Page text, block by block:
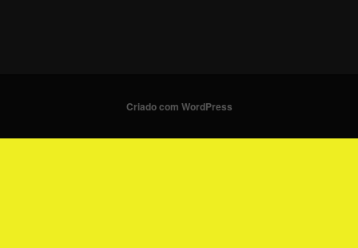
Criado com WordPress